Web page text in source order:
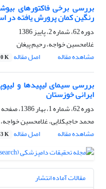
بررسی برخی فاکتورهای
رنگین کمان پرورش یافته در
دوره 62، شماره 2، پاییز 1386
غلامحسین خواجه، رحیم پیغان
مشاهده مقاله
اصل مقاله 0 K
بررسی سیمای لیپیدها و
ایرانی خوزستان
دوره 62، شماره 1، بهار 1386، صفحه
محمد حاجیکلایی، غلامحسین
مشاهده مقاله
اصل مقاله K
مقالات آماده انتشار